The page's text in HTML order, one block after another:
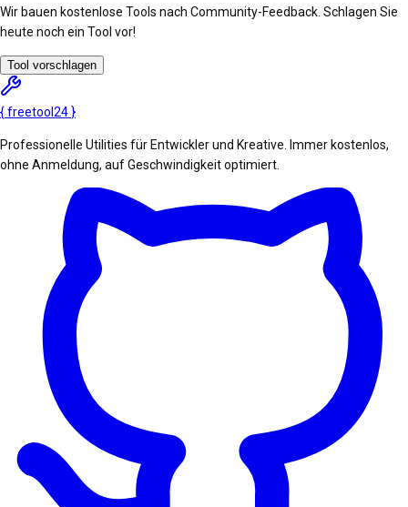
Wir bauen kostenlose Tools nach Community-Feedback. Schlagen Sie
heute noch ein Tool vor!
Tool vorschlagen
{freetool 24 }
Professionelle Utilities für Entwickler und Kreative. Immer kostenlos,
ohne Anmeldung, auf Geschwindigkeit optimiert.